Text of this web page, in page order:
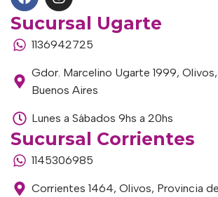
Sucursal Ugarte
1136942725
Gdor. Marcelino Ugarte 1999,
Buenos Aires
Lunes a Sábados 9hs a 20hs
Sucursal Corrientes
1145306985
Corrientes 1464, Olivos, Provincia